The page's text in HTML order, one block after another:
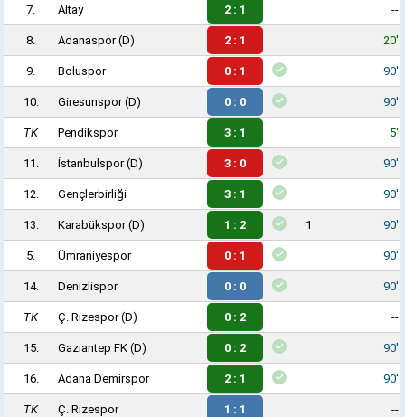
7. Altay 2 : 1 --
8. Adanaspor(D) 2 : 1 20'
9. Boluspor 0 : 1 90'
10. Giresunspor(D) 0 : 0 90'
TK Pendikspor 3 : 1 5'
11. İstanbulspor(D) 3 : 0 90'
12. Gençlerbirliği 3 : 1 90'
13. Karabükspor(D) 1 : 2 1 90'
5. Ümraniyespor 0 : 1 90'
14. Denizlispor 0 : 0 90'
TK Ç. Rizespor(D) 0 : 2 --
15. Gaziantep FK (D) 0 : 2 90'
16. Adana Demirspor 2 : 1 90'
TK Ç. Rizespor 1 : 1 --